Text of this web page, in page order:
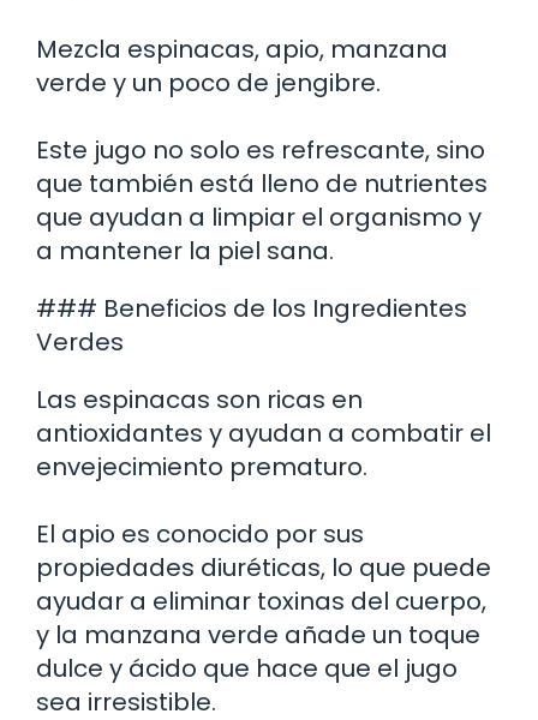
Mezcla espinacas, apio, manzana
verde y un poco de jengibre.
Este jugo no solo es refrescante, sino
que también está lleno de nutrientes
que ayudan a limpiar el organismo y
a mantener la piel sana.
### Beneficios de los Ingredientes
Verdes
Las espinacas son ricas en
antioxidantes y ayudan a combatir el
envejecimiento prematuro.
El apio es conocido por sus
propiedades diuréticas, lo que puede
ayudar a eliminar toxinas del cuerpo,
y la manzana verde añade un toque
dulce y ácido que hace que el jugo
sea irresistible.